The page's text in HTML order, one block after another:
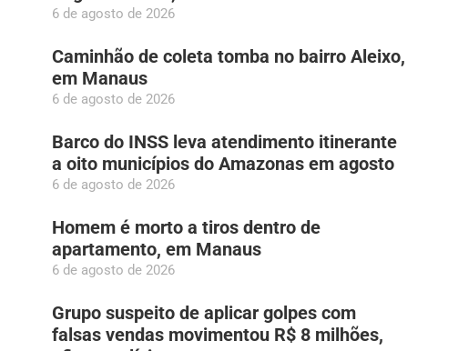
6 de agosto de 2026
Caminhão de coleta tomba no bairro Aleixo,
em Manaus
6 de agosto de 2026
Barco do INSS leva atendimento itinerante
a oito municípios do Amazonas em agosto
6 de agosto de 2026
Homem é morto a tiros dentro de
apartamento, em Manaus
6 de agosto de 2026
Grupo suspeito de aplicar golpes com
falsas vendas movimentou R$ 8 milhões,